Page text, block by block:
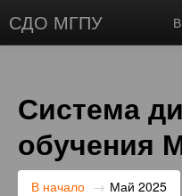
СДО МГПУ
Система
обучения
В начало → Май 2025